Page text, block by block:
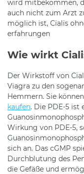
wird mitbekommen,
auch nicht zum Arzt
möglich ist, Cialis
erfahrungen
Wie wirkt
Der Wirkstoff von
Viagra zu den
Hemmern. Sie
kaufen. Die PDE-5 ist
Wirkung von PDE-5,
sich an. Das cGMP
Durchblutung des
die Gefäße und